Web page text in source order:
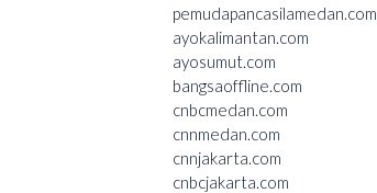
pemudapancasilamedan.com
ayokalimantan.com
ayosumut.com
bangsaoffline.com
cnbcmedan.com
cnnmedan.com
cnnjakarta.com
cnbcjakarta.com